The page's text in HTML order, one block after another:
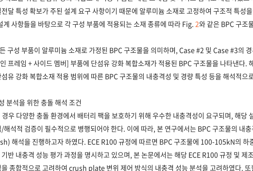
달 특성 확보가 주된 설계 요구 사항이기 때문에 알루미늄 소재로 고정하여 구조적 특성
계 사항들을 바탕으로 각 구성 부품에 적용되는 소재 종류에 따라 Fig. 2와 같은 BPC 구조
구성 부품이 알루미늄 소재로 가정된 BPC 구조물을 의미하며, Case #2 및 Case #3의
프레임 + 사이드 멤버] 부품에 단섬유 강화 복합소재가 적용된 BPC 구조물을 나타낸다.
유 강화 복합소재 적용 범위에 따른 BPC 구조물의 내충격성 및 경량 특성 등을 해석적으
분석을 위한 충돌 해석 조건
우 다양한 충돌 환경에서 배터리 팩을 보호하기 위해 우수한 내충격성이 요구되며, 해당
해석적 검증이 필수적으로 병행되어야 한다. 이에 따라, 본 연구에서는 BPC 구조물의 내
해석을 진행하고자 하였다. ECE R100 규정에 따르면 BPC 구조물에 100-105kN의 하
반 내충격 성능 평가 과정을 명시하고 있으며, 본 논문에서는 해당 ECE R100 규정 및 제
종합적으로 고려하여 crush plate 변위 제어 방식의 내충격 성능 분석을 고려하였다. 또